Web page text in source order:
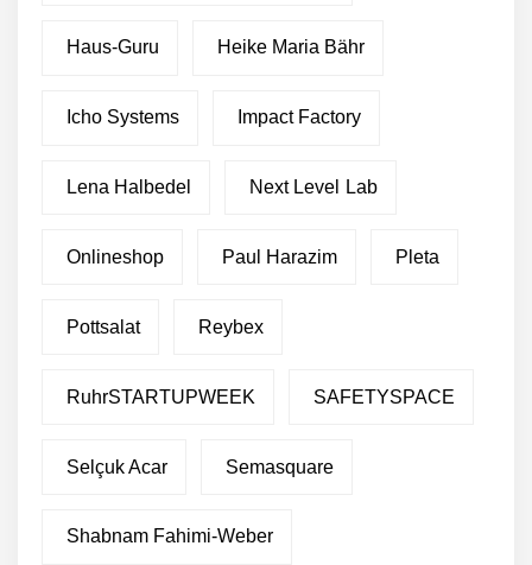
Haus-Guru Heike Maria Bähr
Icho Systems Impact Factory
Lena Halbedel Next Level Lab
Onlineshop Paul Harazim Pleta
Pottsalat Reybex
RuhrSTARTUPWEEK SAFETYSPACE
Selçuk Acar Semasquare
Shabnam Fahimi-Weber